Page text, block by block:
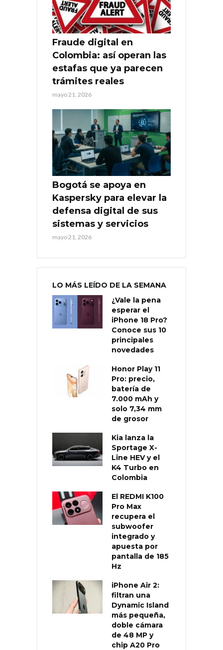
Fraude digital en
Colombia: así operan las
estafas que ya parecen
trámites reales
mayo 21, 2026
Bogotá se apoya en
Kaspersky para elevar la
defensa digital de sus
sistemas y servicios
mayo 21, 2026
LO MÁS LEÍDO DE LA SEMANA
¿Vale la pena
esperar el
iPhone 18 Pro?
Conoce sus 10
principales
novedades
Honor Play 11
Pro: precio,
batería de
7.000 mAh y
solo 7,34 mm
de grosor
Kia lanza la
Sportage X-
Line HEV y el
K4 Turbo en
Colombia
El REDMI K100
Pro Max
recupera el
subwoofer
integrado y
apuesta por
pantalla de 185
Hz
iPhone Air 2:
filtran una
Dynamic Island
más pequeña,
doble cámara
de 48 MP y
chip A20 Pro